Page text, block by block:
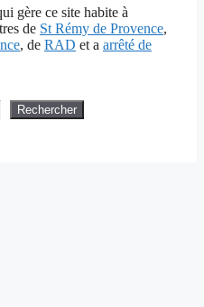
gère ce site habite à
de St Rémy de Provence,
, de RAD et a arrêté de
Rechercher